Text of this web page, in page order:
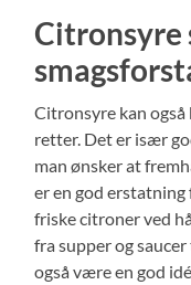
Citronsyre
Citronsyre kan
retter. Det er især
man ønsker at
er en god
friske citroner ved
fra supper og
også være en god